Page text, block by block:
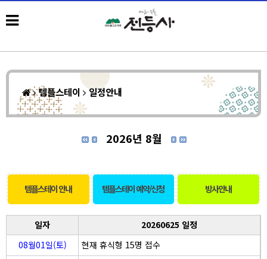
템플스테이 일정안내
2026년 8월
템플스테이 안내 템플스테이 예약/신청 방사안내
일자
20260625 일정
08월01일(토)
현재 휴식형 15명 접수